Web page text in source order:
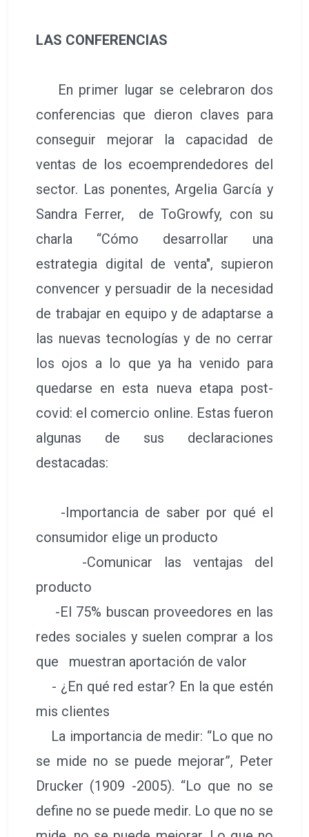
LAS CONFERENCIAS
En primer lugar se celebraron dos
conferencias que dieron claves para
conseguir mejorar la capacidad de
ventas de los ecoemprendedores del
sector. Las ponentes, Argelia García y
Sandra Ferrer, de ToGrowfy, con su
charla “Cómo desarrollar una
estrategia digital de venta", supieron
convencer y persuadir de la necesidad
de trabajar en equipo y de adaptarse a
las nuevas tecnologías y de no cerrar
los ojos a lo que ya ha venido para
quedarse en esta nueva etapa post-
covid: el comercio online. Estas fueron
algunas de sus declaraciones
destacadas:
-Importancia de saber por qué el
consumidor elige un producto
-Comunicar las ventajas del
producto
-El 75% buscan proveedores en las
redes sociales y suelen comprar a los
que muestran aportación de valor
- ¿En qué red estar? En la que estén
mis clientes
La importancia de medir: “Lo que no
se mide no se puede mejorar”, Peter
Drucker (1909 -2005). “Lo que no se
define no se puede medir. Lo que no se